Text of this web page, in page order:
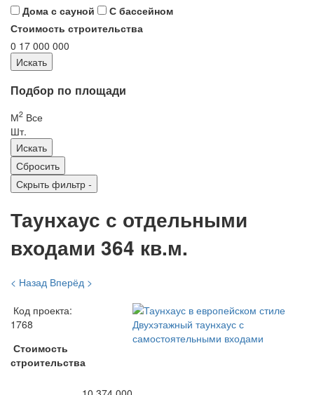
Дома с сауной
С бассейном
Стоимость строительства
0 17 000 000
Подбор по площади
М2 Все
Шт.
Скрыть фильтр -
Таунхаус с отдельными
входами 364 кв.м.
< Назад Вперёд >
Код проекта:
1768
Стоимость
строительства